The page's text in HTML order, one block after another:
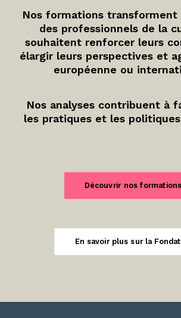
Nos formations transforment
des professionnels de la
souhaitent renforcer leurs
élargir leurs perspectives et
européenne ou
Nos analyses contribuent à
les pratiques et les
Découvrir nos formations
En savoir plus sur la